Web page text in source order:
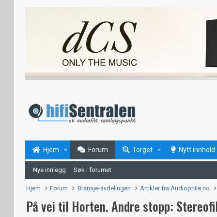
Hjem Forum Torget Nytt innhold
Nye innlegg Søk i forumet
Hjem Forum Bransje-avdelingen Artikler fra Audiophile.no
På vei til Horten. Andre stopp: